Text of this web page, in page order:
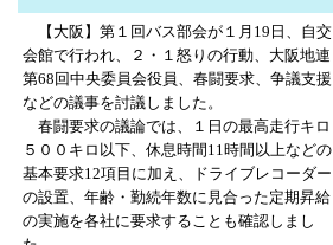
【大阪】第１回バス部会が１月19日、自交
会館で行われ、２・１怒りの行動、大阪地連
第68回中央委員会役員、春闘要求、争議支援
などの議事を討議しました。
春闘要求の議論では、１日の最高走行キロ
５００キロ以下、休息時間11時間以上などの
基本要求12項目に加え、ドライブレコーダー
の設置、年齢・勤続年数に見合った定期昇給
の実施を各社に要求することも確認しまし